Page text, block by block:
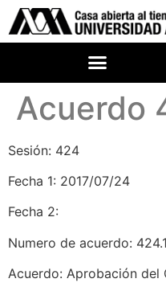
Acuerdo
Sesión: 424
Fecha 1: 2017/07/24
Fecha 2:
Numero de acuerdo: 424.1
Acuerdo: Aprobación del